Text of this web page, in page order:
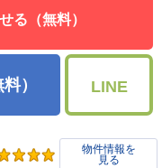
る（無料）
） LINE
物件情報を
見る